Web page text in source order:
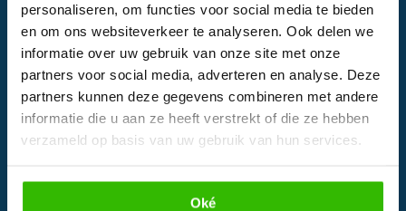
personaliseren, om functies voor social media te bieden
en om ons websiteverkeer te analyseren. Ook delen we
informatie over uw gebruik van onze site met onze
partners voor social media, adverteren en analyse. Deze
partners kunnen deze gegevens combineren met andere
informatie die u aan ze heeft verstrekt of die ze hebben
verzameld op basis van uw gebruik van hun services.
Oké
EVENTS
Bedrijven
Impressie
Weddingplanner